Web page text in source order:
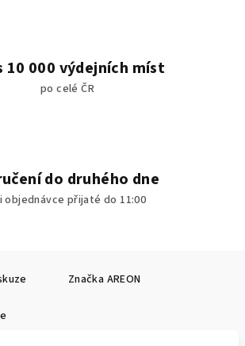
10 000 výdejních míst
po celé ČR
do druhého dne
objednávce přijaté do 11:00
Značka AREON